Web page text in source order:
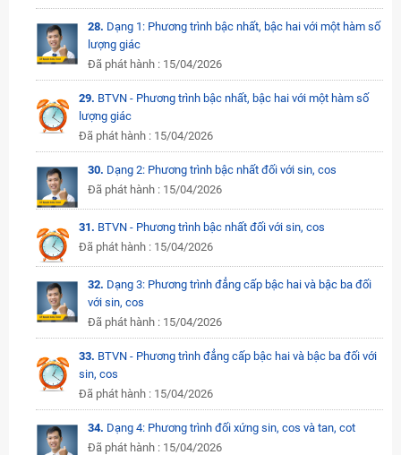
28. Dạng 1: Phương trình bậc nhất, bậc hai với một hàm số
lượng giác
Đã phát hành : 15/04/2026
29. BTVN - Phương trình bậc nhất, bậc hai với một hàm số
lượng giác
Đã phát hành : 15/04/2026
30. Dạng 2: Phương trình bậc nhất đối với sin, cos
Đã phát hành : 15/04/2026
31. BTVN - Phương trình bậc nhất đối với sin, cos
Đã phát hành : 15/04/2026
32. Dạng 3: Phương trình đẳng cấp bậc hai và bậc ba đối
với sin, cos
Đã phát hành : 15/04/2026
33. BTVN - Phương trình đẳng cấp bậc hai và bậc ba đối với
sin, cos
Đã phát hành : 15/04/2026
34. Dạng 4: Phương trình đối xứng sin, cos và tan, cot
Đã phát hành : 15/04/2026